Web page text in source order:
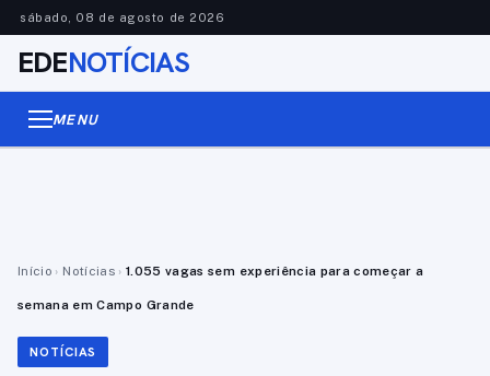
sábado, 08 de agosto de 2026
EDENOTÍCIAS
MENU
Início › Notícias › 1.055 vagas sem experiência para começar a
semana em Campo Grande
NOTÍCIAS